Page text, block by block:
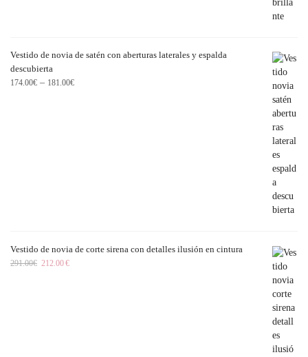
Vestido de novia de satén con aberturas laterales y espalda
descubierta
174.00€ – 181.00€
Vestido de novia de corte sirena con detalles ilusión en cintura
291.00€ 212.00€